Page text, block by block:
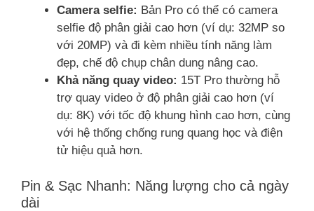
Camera selfie: Bản Pro có thể có camera
selfie độ phân giải cao hơn (ví dụ: 32MP so
với 20MP) và đi kèm nhiều tính năng làm
đẹp, chế độ chụp chân dung nâng cao.
Khả năng quay video: 15T Pro thường hỗ
trợ quay video ở độ phân giải cao hơn (ví
dụ: 8K) với tốc độ khung hình cao hơn, cùng
với hệ thống chống rung quang học và điện
tử hiệu quả hơn.
Pin & Sạc Nhanh: Năng lượng cho cả ngày
dài